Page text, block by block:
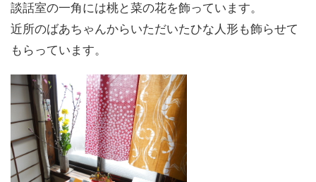
談話室の一角には桃と菜の花を飾っています。
近所のばあちゃんからいただいたひな人形も飾らせて
もらっています。